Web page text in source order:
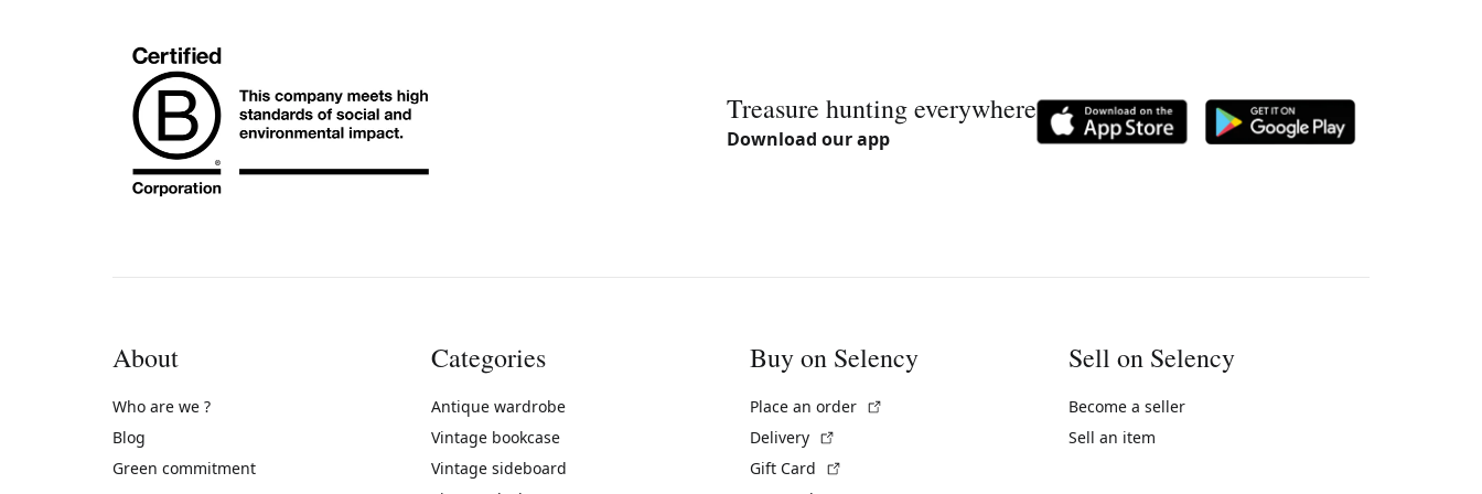
Treasure hunting everywhere
Download our app
About
Who are we ?
Blog
Green commitment
Categories
Antique wardrobe
Vintage bookcase
Vintage sideboard
Buy on Selency
Place an order
Delivery
Gift Card
Sell on Selency
Become a seller
Sell an item